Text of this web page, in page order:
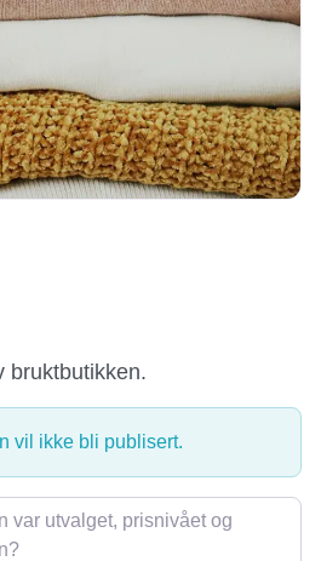
bruktbutikken.
vil ikke bli publisert.